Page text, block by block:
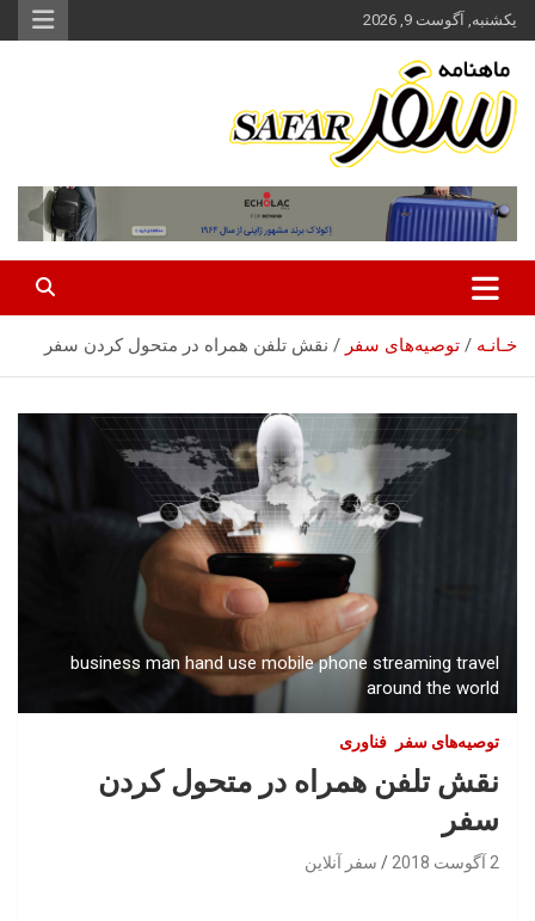
محتوا
بروید
یکشنبه, آگوست 9, 2026
سفر آنلاین
خـانـه توصیه‌های سفر نقش تلفن همراه در متحول کردن سفر
business man hand use mobile phone streaming travel
around the world
توصیه‌های سفر فناوری
نقش تلفن همراه در متحول کردن
سفر
2 آگوست 2018 سفر آنلاین